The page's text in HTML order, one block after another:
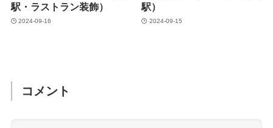
駅・ラストラン装飾）
2024-09-16
駅）
2024-09-15
コメント